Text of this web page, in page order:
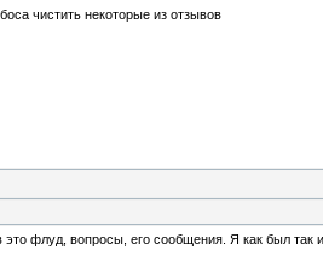
чистить некоторые из отзывов
флуд, вопросы, его сообщения. Я как был